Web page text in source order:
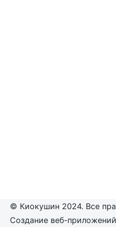
© Киокушин 2024. Все
Создание веб-